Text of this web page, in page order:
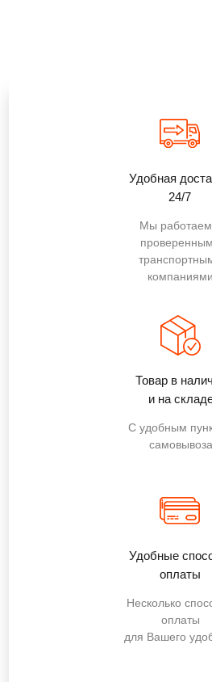
Удобная
24/7
Товар в
и на
Удобные
оплаты
Мы
компаниями
С удобным
самовывоза
Несколько
оплаты
для Вашего